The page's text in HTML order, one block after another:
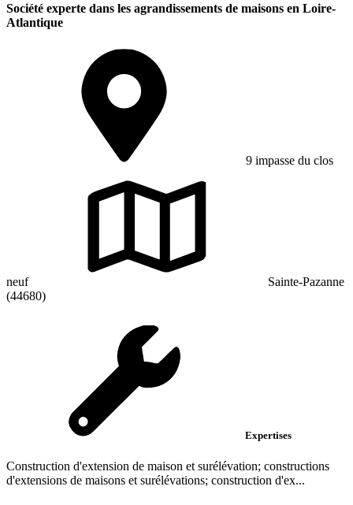
Société experte dans les agrandissements de maisons en Loire-
Atlantique
9 impasse du clos
neuf
Sainte-Pazanne
(44680)
Expertises
Construction d'extension de maison et surélévation; constructions
d'extensions de maisons et surélévations; construction d'ex...